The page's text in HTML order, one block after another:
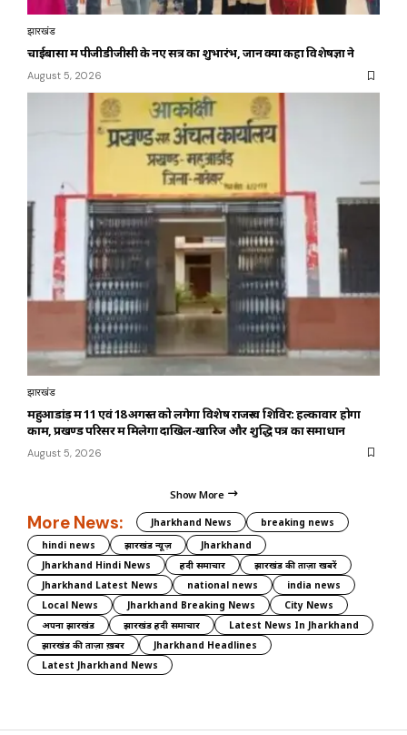
झारखंड
चाईबासा में पीजीडीजीसी के नए सत्र का शुभारंभ, जानें क्या कहा विशेषज्ञों ने
August 5, 2026
झारखंड
महुआडांड़ में 11 एवं 18 अगस्त को लगेगा विशेष राजस्व शिविर: हल्कावार होगा
काम, प्रखण्ड परिसर में मिलेगा दाखिल-खारिज और शुद्धि पत्र का समाधान
August 5, 2026
Show More
More News: Jharkhand News
breaking news
hindi news
झारखंड न्यूज़
Jharkhand
Jharkhand Hindi News
हिंदी समाचार
झारखंड की ताज़ा खबरें
Jharkhand Latest News
national news
india news
Local News
Jharkhand Breaking News
City News
अपना झारखंड
झारखंड हिंदी समाचार
Latest News In Jharkhand
झारखंड की ताज़ा ख़बर
Jharkhand Headlines
Latest Jharkhand News